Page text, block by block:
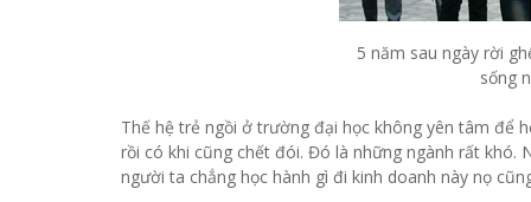
5 năm sau ngày rời
sống
Thế hệ trẻ ngồi ở trường đại học không yên tâm để
rồi có khi cũng chết đói. Đó là những ngành rất khó.
người ta chẳng học hành gì đi kinh doanh này nọ